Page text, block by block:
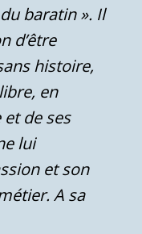
baratin ». Il
d’être
histoire,
en
de ses
lui
et son
A sa